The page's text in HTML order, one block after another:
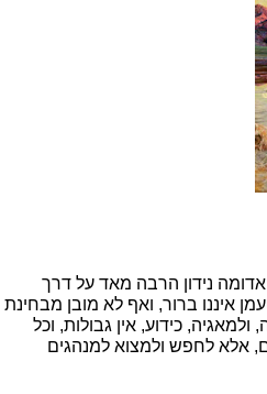
אדומה נידון הרבה מאד על דרך
איננו ברור, ואף לא מובן מבחינת
המאגיה, ולמאגיה, כידוע, אין גבולות, וכל
אלא לחפש ולמצוא למנהגים